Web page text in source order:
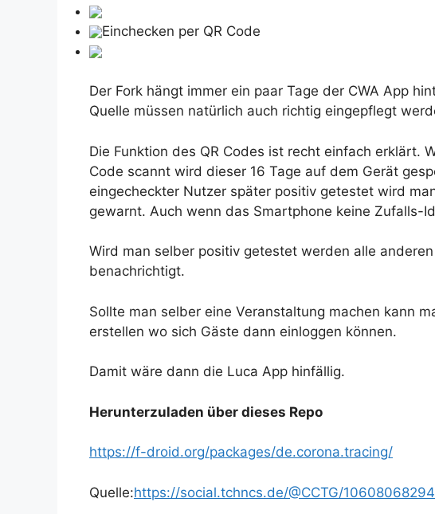
Einchecken per QR Code
Der Fork hängt immer ein paar Tage der CWA App
Quelle müssen natürlich auch richtig eingepflegt
Die Funktion des QR Codes ist recht einfach erklärt.
Code scannt wird dieser 16 Tage auf dem Gerät
eingecheckter Nutzer später positiv getestet wird
gewarnt. Auch wenn das Smartphone keine Zufalls-
Wird man selber positiv getestet werden alle
benachrichtigt.
Sollte man selber eine Veranstaltung machen kann
erstellen wo sich Gäste dann einloggen können.
Damit wäre dann die Luca App hinfällig.
Herunterzuladen über dieses Repo
https://f-droid.org/packages/de.corona.tracing/
Quelle:https://social.tchncs.de/@CCTG/